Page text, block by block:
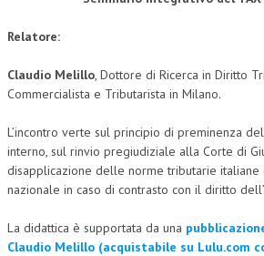
Relatore:
Claudio Melillo, Dottore di Ricerca in Diritto
Commercialista e Tributarista in Milano.
L’incontro verte sul principio di preminenza
interno, sul rinvio pregiudiziale alla Corte di
disapplicazione delle norme tributarie
nazionale in caso di contrasto con il diritto
La didattica è supportata da una
Claudio Melillo (acquistabile su Lulu.com